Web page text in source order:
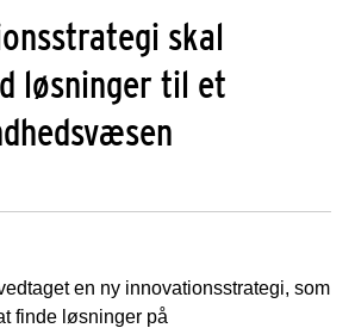
skal
løsninger til et
en ny innovationsstrategi, som
finde løsninger på